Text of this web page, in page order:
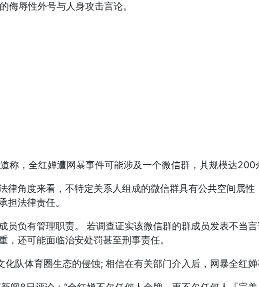
侮辱性外号与人身攻击言论。
律角度来看，不特定关系人组成的微信群具有公共空间属
担法律责任。
员负有管理职责。 若调查证实该微信群的群成员发表不当
还可能面临治安处罚甚至刑事责任。
队体育圈生态的侵蚀; 相信在有关部门介入后，网暴全红婵